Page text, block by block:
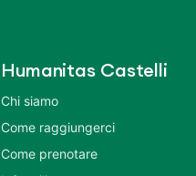
Humanitas Castelli
Chi siamo
Come raggiungerci
Come prenotare